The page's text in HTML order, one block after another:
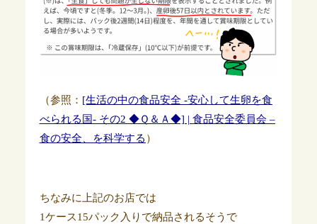
（参照： [生活の中の食品安全 -安心して生卵を食
べられる国- その2 ◆Ｑ＆Ａ◆] | 食品安全委員会 –
食の安全、を科学する ）
ちなみに上記のお店では
1ケース15パック入りで納品されるそうで